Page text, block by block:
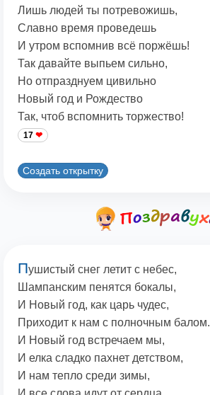
Лишь людей ты потревожишь,
Славно время проведешь
И утром вспомнив всё поржёшь!
Так давайте выпьем сильно,
Но отпразднуем цивильно
Новый год и Рождество
Так, чтоб вспомнить торжество!
17
Создать открытку
Пушистый снег летит с небес,
Шампанским пенятся бокалы,
И Новый год, как царь чудес,
Приходит к нам с полночным балом.
И Новый год встречаем мы,
И елка сладко пахнет детством,
И нам тепло среди зимы,